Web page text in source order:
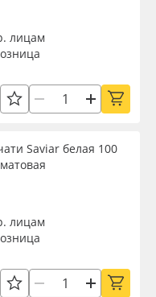
лицам
Saviar белая 100
лицам